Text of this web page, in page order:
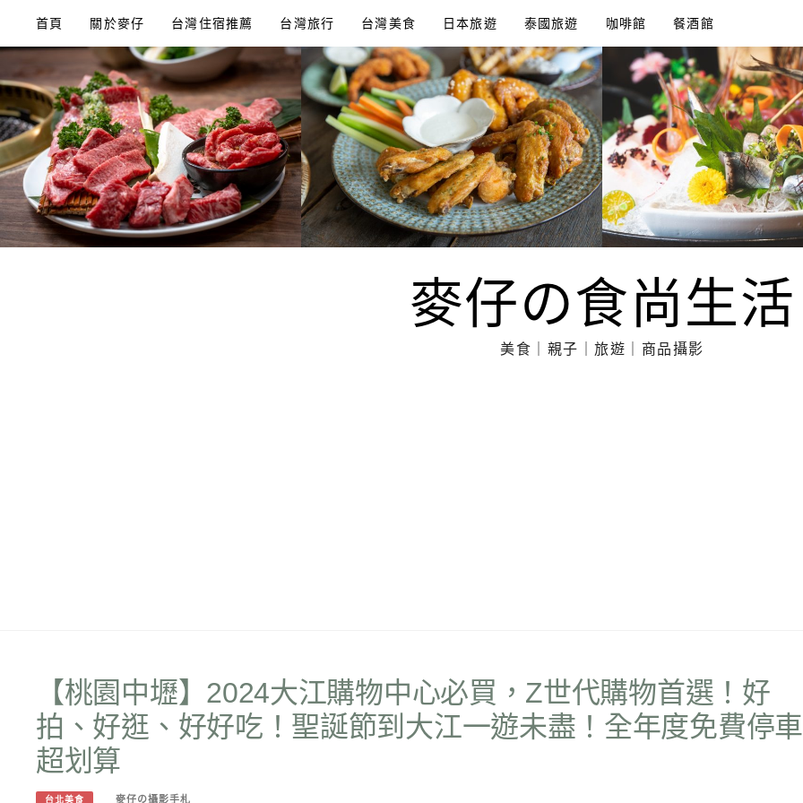
content
首頁 關於麥仔 台灣住宿推薦 台灣旅行 台灣美食 日本旅遊 泰國旅遊 咖啡館 餐酒館
麥仔の食尚生活
美食｜親子｜旅遊｜商品攝影
【桃園中壢】2024大江購物中心必買，Z世代購物首選！好
拍、好逛、好好吃！聖誕節到大江一遊未盡！全年度免費停車
超划算
台北美食 麥仔の攝影手札